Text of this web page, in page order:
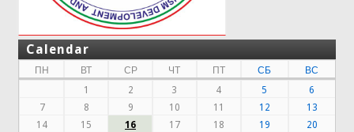
Calendar
ПН ВТ СР ЧТ ПТ СБ
ВС
1
2 3 4 5
6
7
8 9 10 11 12
13
14
15 16 17 18 19
20